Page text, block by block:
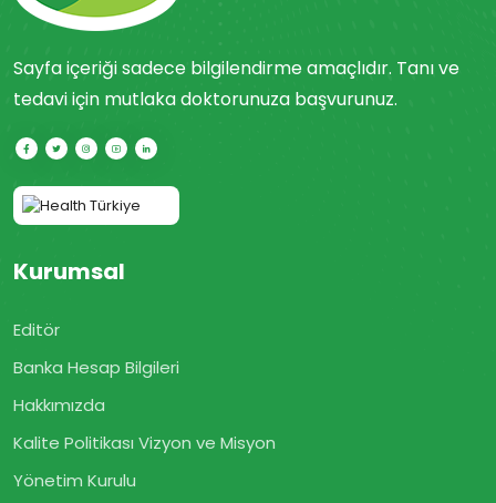
Sayfa içeriği sadece bilgilendirme amaçlıdır. Tanı ve
tedavi için mutlaka doktorunuza başvurunuz.
Kurumsal
Editör
Banka Hesap Bilgileri
Hakkımızda
Kalite Politikası Vizyon ve Misyon
Yönetim Kurulu